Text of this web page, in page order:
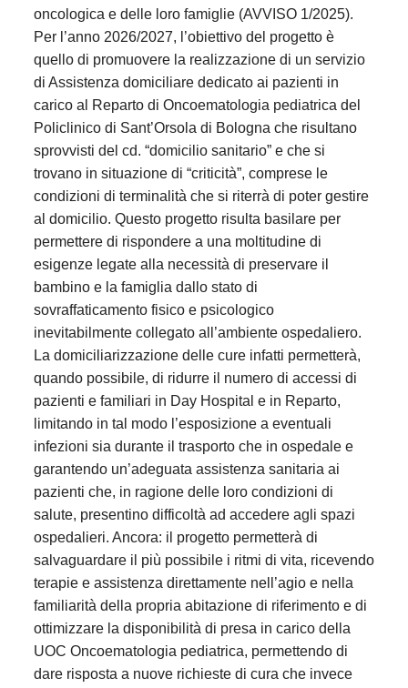
oncologica e delle loro famiglie (AVVISO 1/2025).
Per l’anno 2026/2027, l’obiettivo del progetto è
quello di promuovere la realizzazione di un servizio
di Assistenza domiciliare dedicato ai pazienti in
carico al Reparto di Oncoematologia pediatrica del
Policlinico di Sant’Orsola di Bologna che risultano
sprovvisti del cd. “domicilio sanitario” e che si
trovano in situazione di “criticità”, comprese le
condizioni di terminalità che si riterrà di poter gestire
al domicilio. Questo progetto risulta basilare per
permettere di rispondere a una moltitudine di
esigenze legate alla necessità di preservare il
bambino e la famiglia dallo stato di
sovraffaticamento fisico e psicologico
inevitabilmente collegato all’ambiente ospedaliero.
La domiciliarizzazione delle cure infatti permetterà,
quando possibile, di ridurre il numero di accessi di
pazienti e familiari in Day Hospital e in Reparto,
limitando in tal modo l’esposizione a eventuali
infezioni sia durante il trasporto che in ospedale e
garantendo un’adeguata assistenza sanitaria ai
pazienti che, in ragione delle loro condizioni di
salute, presentino difficoltà ad accedere agli spazi
ospedalieri. Ancora: il progetto permetterà di
salvaguardare il più possibile i ritmi di vita, ricevendo
terapie e assistenza direttamente nell’agio e nella
familiarità della propria abitazione di riferimento e di
ottimizzare la disponibilità di presa in carico della
UOC Oncoematologia pediatrica, permettendo di
dare risposta a nuove richieste di cura che invece